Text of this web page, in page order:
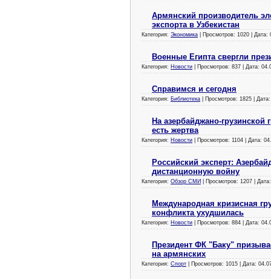
Армянский производитель
экспорта в Узбекистан
Категория: Экономика | Просмотров: 1020 | Дата:
Военные Египта свергли
Категория: Новости | Просмотров: 837 | Дата:
Справимся и сегодня
Категория: Библиотека | Просмотров: 1825 |
На азербайджано-
есть жертва
Категория: Новости | Просмотров: 1104 | Дата:
Российский эксперт:
дистанционную войну
Категория: Обзор СМИ | Просмотров: 1207 |
Международная кризисная
конфликта ухудшилась
Категория: Новости | Просмотров: 884 | Дата:
Президент ФК "Баку"
на армянских
Категория: Спорт | Просмотров: 1015 | Дата: